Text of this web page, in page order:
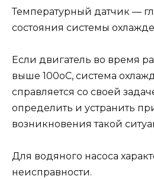
Температурный датчик —
состояния системы
Если двигатель во время
выше 100оС, система
справляется со своей
определить и устранить
возникновения такой
Для водяного насоса
неисправности.